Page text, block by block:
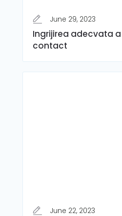
June 29, 2023
Ingrijirea adecvata
contact
June 22, 2023